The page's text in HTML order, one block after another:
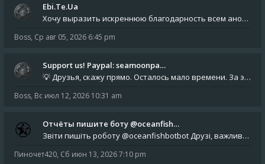
Ebi.Te.Ua
Хочу выразить искреннюю благодарность всем анонимным пользователям, которые поддержали наше сообщество финансово. Благод
Boss, Ср авг 05, 2026 6:45 pm
Support us! Paypal: seamoonpa…
💡 Друзья, скажу прямо. Осталось мало времени. За это время нам нужно закрыть последние обязательные расходы: около 500
Boss, Вс июл 12, 2026 10:31 am
Отчёты пишите боту @oceanfish…
Звіти пишіть роботу @oceanfishbotbot Друзі, важливе повідомлення для учасників форума. Основне звернення опублікован
Пиночет420, Сб июн 13, 2026 7:10 pm